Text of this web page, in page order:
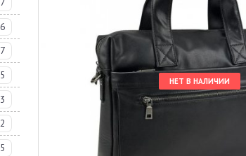
НЕТ В НАЛИЧИИ